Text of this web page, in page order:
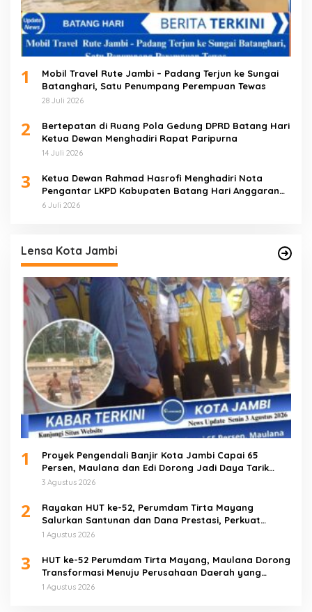
1
Mobil Travel Rute Jambi – Padang Terjun ke Sungai
Batanghari, Satu Penumpang Perempuan Tewas
28 Juli 2026
2
Bertepatan di Ruang Pola Gedung DPRD Batang Hari
Ketua Dewan Menghadiri Rapat Paripurna
14 Juli 2026
3
Ketua Dewan Rahmad Hasrofi Menghadiri Nota
Pengantar LKPD Kabupaten Batang Hari Anggaran
2025
6 Juli 2026
Lensa Kota Jambi
1
Proyek Pengendali Banjir Kota Jambi Capai 65
Persen, Maulana dan Edi Dorong Jadi Daya Tarik
Wisata
3 Agustus 2026
2
Rayakan HUT ke-52, Perumdam Tirta Mayang
Salurkan Santunan dan Dana Prestasi, Perkuat
Komitmen Tingkatkan Pelayanan
1 Agustus 2026
3
HUT ke-52 Perumdam Tirta Mayang, Maulana Dorong
Transformasi Menuju Perusahaan Daerah yang
Mandiri dan Profesional
1 Agustus 2026